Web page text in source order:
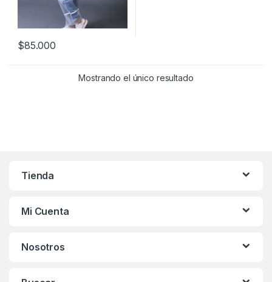
$85.000
Este producto tiene múltiples variantes. Las opciones se
Mostrando el único resultado
Tienda
Mi Cuenta
Nosotros